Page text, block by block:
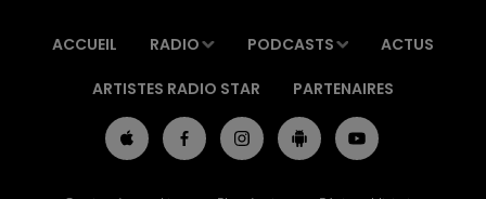
ACCUEIL RADIO PODCASTS ACTUS
ARTISTES RADIO STAR PARTENAIRES